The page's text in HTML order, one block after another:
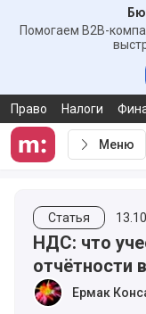
Помогаем B2B-
Право Налоги
Меню
Статья
НДС: что
отчётности
Ермак